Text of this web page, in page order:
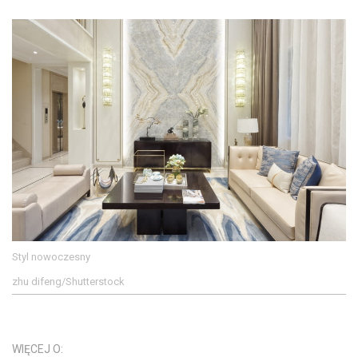
Styl nowoczesny
zhu difeng/Shutterstock
WIĘCEJ O: